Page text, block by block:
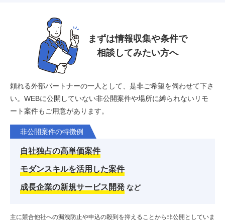
まずは情報収集や条件で
相談してみたい方へ
頼れる外部パートナーの一人として、是非ご希望を伺わせて下さ
い。 WEBに公開していない非公開案件や場所に縛られないリモ
ート案件もご用意があります。
非公開案件の特徴例
自社独占の高単価案件
モダンスキルを活用した案件
成長企業の新規サービス開発 など
主に競合他社への漏洩防止や申込の殺到を抑えることから非公開としていま